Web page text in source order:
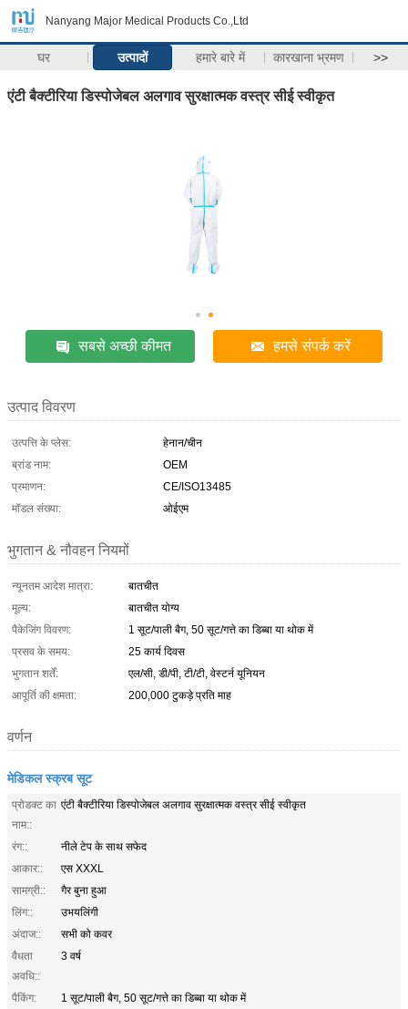
Nanyang Major Medical Products Co.,Ltd
घर उत्पादों हमारे बारे में कारखाना भ्रमण >>
एंटी बैक्टीरिया डिस्पोजेबल अलगाव सुरक्षात्मक वस्त्र सीई स्वीकृत
सबसे अच्छी कीमत हमसे संपर्क करें
उत्पाद विवरण
उत्पत्ति के प्लेस:
हेनान/चीन
ब्रांड नाम:
OEM
प्रमाणन:
CE/ISO13485
मॉडल संख्या:
ओईएम
भुगतान & नौवहन नियमों
न्यूनतम आदेश मात्रा:
बातचीत
मूल्य:
बातचीत योग्य
पैकेजिंग विवरण:
1 सूट/पाली बैग, 50 सूट/गत्ते का डिब्बा या थोक में
प्रसव के समय:
25 कार्य दिवस
भुगतान शर्तें:
एल/सी, डी/पी, टी/टी, वेस्टर्न यूनियन
आपूर्ति की क्षमता:
200,000 टुकड़े प्रति माह
वर्णन
मेडिकल स्क्रब सूट
प्रोडक्ट का
नाम::
एंटी बैक्टीरिया डिस्पोजेबल अलगाव सुरक्षात्मक वस्त्र सीई स्वीकृत
रंग::
नीले टेप के साथ सफेद
आकार::
एस XXXL
सामग्री::
गैर बुना हुआ
लिंग::
उभयलिंगी
अंदाज::
सभी को कवर
वैधता
अवधि::
3 वर्ष
पैकिंग:
1 सूट/पाली बैग, 50 सूट/गत्ते का डिब्बा या थोक में